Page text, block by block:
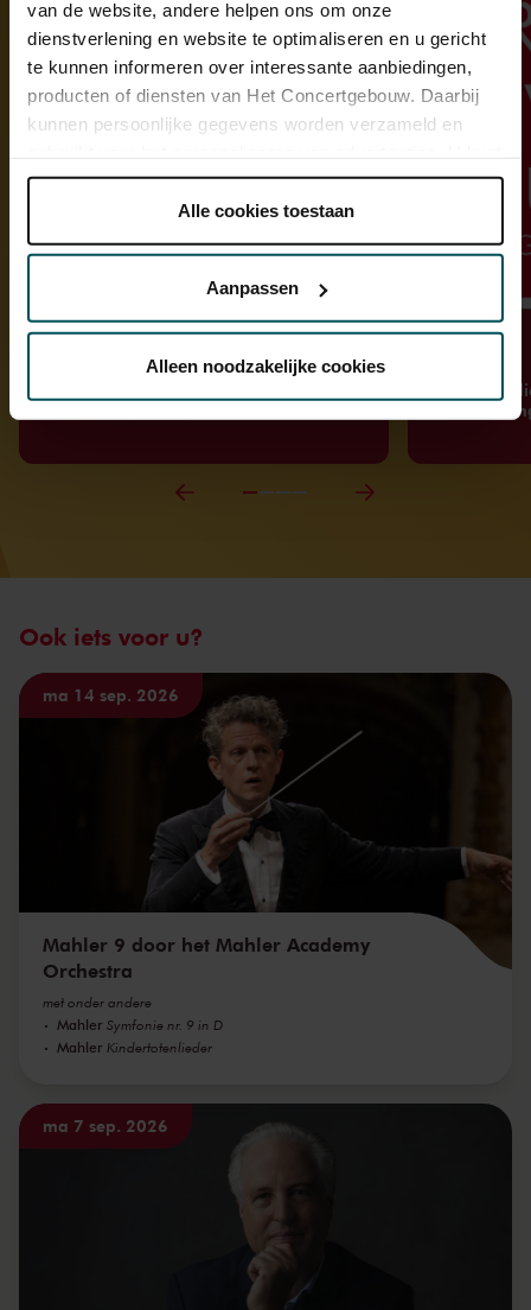
van de website, andere helpen ons om onze
dienstverlening en website te optimaliseren en u gericht
te kunnen informeren over interessante aanbiedingen,
producten of diensten van Het Concertgebouw. Daarbij
kunnen persoonlijke gegevens worden verzameld en
onder 'aanpassen' zelf welke cookies wij mogen
Lees onze cookieverklaring hier. Lees onze
Via decookieverklaringop onze website kunt u uw
kunnen ontvangen en verwerken.
Alle cookies toestaan
Aanpassen
Alleen noodzakelijke cookies
Thomas
in
Ook iets voor u?
ma 14 sep. 2026
Mahler 9 door het Mahler Academy
Orchestra
met onder andere
Mahler Symfonie nr. 9 in D
Mahler Kindertotenlieder
ma 7 sep. 2026